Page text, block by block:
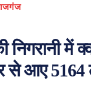
निगरानी में
से आए 5164